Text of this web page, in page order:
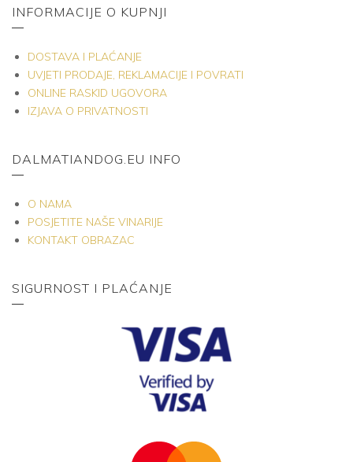
INFORMACIJE O KUPNJI
DOSTAVA I PLAĆANJE
UVJETI PRODAJE, REKLAMACIJE I POVRATI
ONLINE RASKID UGOVORA
IZJAVA O PRIVATNOSTI
DALMATIANDOG.EU INFO
O NAMA
POSJETITE NAŠE VINARIJE
KONTAKT OBRAZAC
SIGURNOST I PLAĆANJE